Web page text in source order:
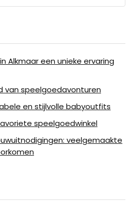
Alkmaar een unieke ervaring
van speelgoedavonturen
en stijlvolle babyoutfits
speelgoedwinkel
veelgemaakte